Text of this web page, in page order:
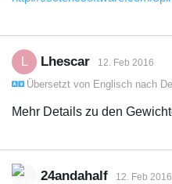
Lhescar 12. Feb 2016
Übersetzt von Englisch nach
Mehr Details zu den
24andahalf 12. Feb 2016